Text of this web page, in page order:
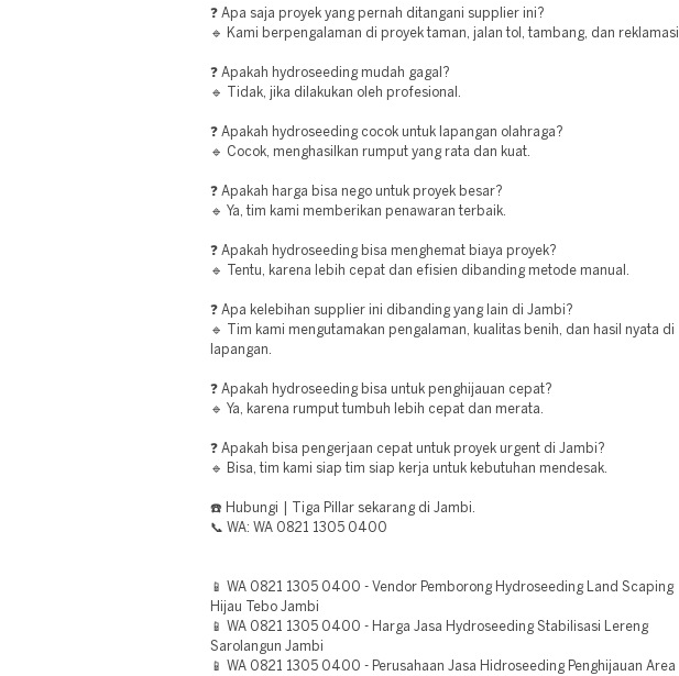
❓ Apa saja proyek yang pernah ditangani supplier ini?
🔹 Kami berpengalaman di proyek taman, jalan tol, tambang, dan reklamasi.
❓ Apakah hydroseeding mudah gagal?
🔹 Tidak, jika dilakukan oleh profesional.
❓ Apakah hydroseeding cocok untuk lapangan olahraga?
🔹 Cocok, menghasilkan rumput yang rata dan kuat.
❓ Apakah harga bisa nego untuk proyek besar?
🔹 Ya, tim kami memberikan penawaran terbaik.
❓ Apakah hydroseeding bisa menghemat biaya proyek?
🔹 Tentu, karena lebih cepat dan efisien dibanding metode manual.
❓ Apa kelebihan supplier ini dibanding yang lain di Jambi?
🔹 Tim kami mengutamakan pengalaman, kualitas benih, dan hasil nyata di
lapangan.
❓ Apakah hydroseeding bisa untuk penghijauan cepat?
🔹 Ya, karena rumput tumbuh lebih cepat dan merata.
❓ Apakah bisa pengerjaan cepat untuk proyek urgent di Jambi?
🔹 Bisa, tim kami siap tim siap kerja untuk kebutuhan mendesak.
☎️ Hubungi | Tiga Pillar sekarang di Jambi.
📞 WA: WA 0821 1305 0400
📱 WA 0821 1305 0400 - Vendor Pemborong Hydroseeding Land Scaping
Hijau Tebo Jambi
📱 WA 0821 1305 0400 - Harga Jasa Hydroseeding Stabilisasi Lereng
Sarolangun Jambi
📱 WA 0821 1305 0400 - Perusahaan Jasa Hidroseeding Penghijauan Area